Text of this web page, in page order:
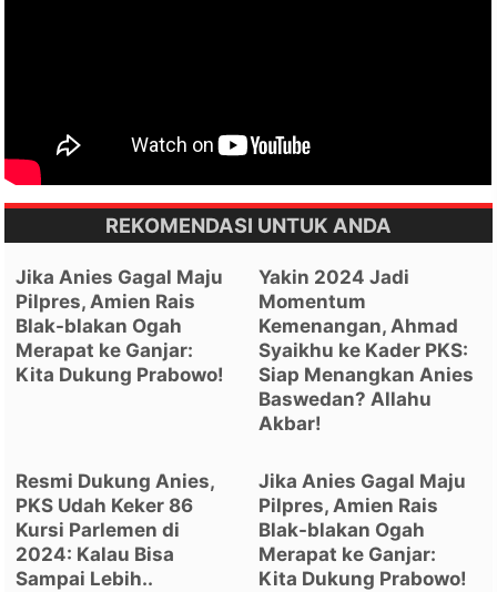
REKOMENDASI UNTUK ANDA
Jika Anies Gagal Maju
Pilpres, Amien Rais
Blak-blakan Ogah
Merapat ke Ganjar:
Kita Dukung Prabowo!
Yakin 2024 Jadi
Momentum
Kemenangan, Ahmad
Syaikhu ke Kader PKS:
Siap Menangkan Anies
Baswedan? Allahu
Akbar!
Resmi Dukung Anies,
PKS Udah Keker 86
Kursi Parlemen di
2024: Kalau Bisa
Sampai Lebih..
Jika Anies Gagal Maju
Pilpres, Amien Rais
Blak-blakan Ogah
Merapat ke Ganjar:
Kita Dukung Prabowo!